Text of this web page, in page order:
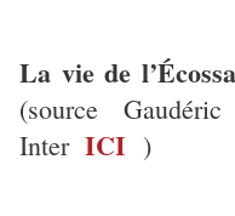
La vie de
(source
Inter ICI )